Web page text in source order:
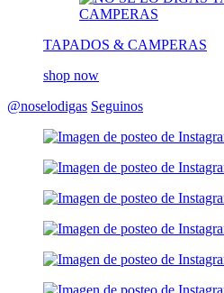
TAPADOS & CAMPERAS
shop now
@noselodigas Seguinos